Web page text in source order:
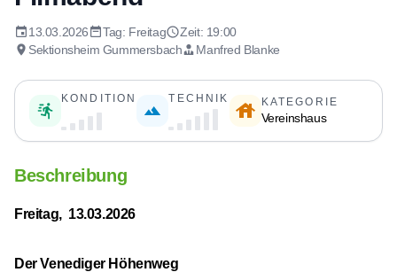
13.03.2026 Tag: Freitag
Zeit: 19:00
Sektionsheim Gummersbach
Manfred Blanke
KONDITION TECHNIK KATEGORIE
Vereinshaus
Beschreibung
Freitag, 13.03.2026
Der Venediger Höhenweg